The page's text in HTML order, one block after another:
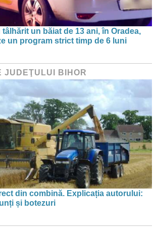
tâlhărit un băiat de 13 ani, în Oradea,
un program strict timp de 6 luni
JUDEŢULUI BIHOR
din combină. Explicația autorului:
și botezuri